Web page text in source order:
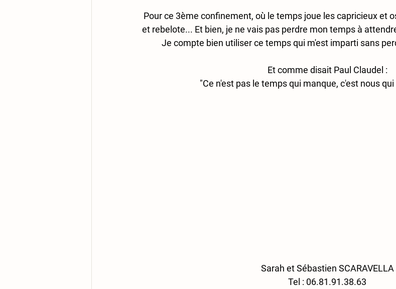
Pour ce 3ème confinement, où le temps joue les capricieux et
et rebelote... Et bien, je ne vais pas perdre mon temps à
Je compte bien utiliser ce temps qui m'est imparti sans
Et comme disait Paul Claudel :
"Ce n'est pas le temps qui manque, c'est nous
Sarah et Sébastien SCARAVELLA
Tel : 06.81.91.38.63